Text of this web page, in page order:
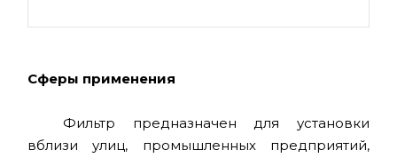
Сферы применения
Фильтр предназначен для установки
вблизи улиц, промышленных предприятий,